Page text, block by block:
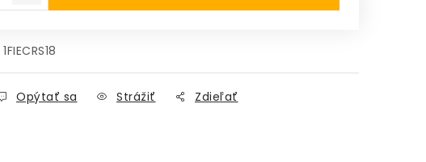
1FIECRS18
Opýtať sa Strážiť Zdieľať